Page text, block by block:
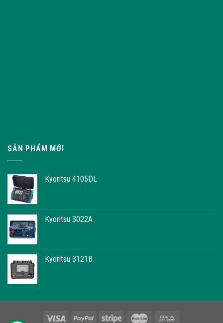
SẢN PHẨM MỚI
Kyoritsu 4105DL
Kyoritsu 3022A
Kyoritsu 3121B